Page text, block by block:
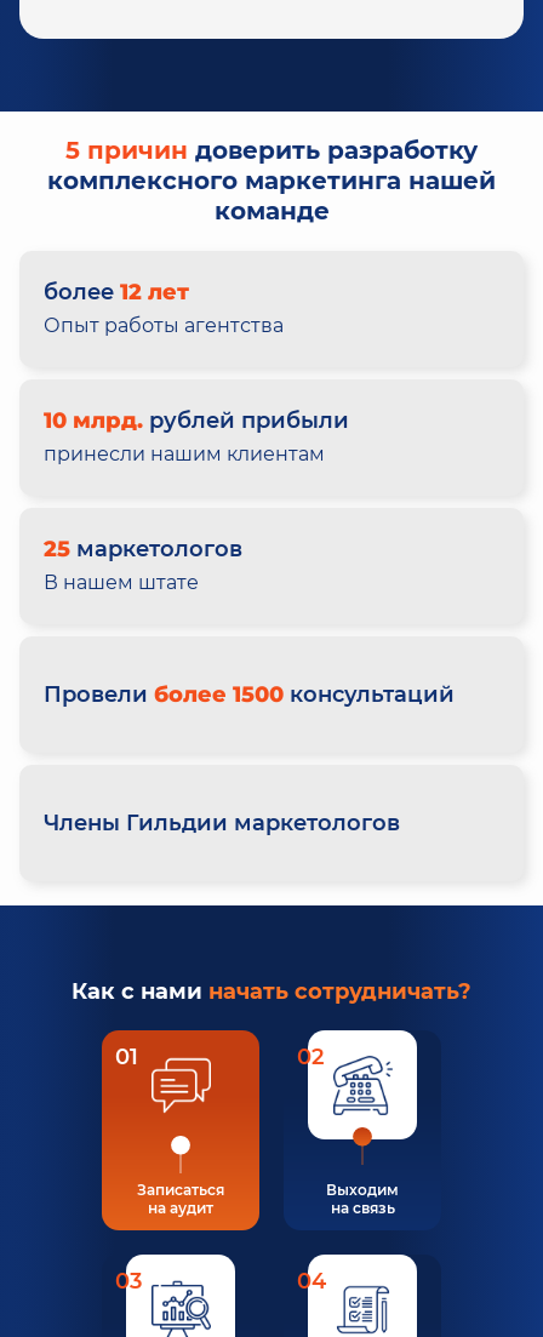
5 причин доверить разработку
комплексного маркетинга нашей
команде
более 12 лет
Опыт работы агентства
10 млрд. рублей прибыли
принесли нашим клиентам
25 маркетологов
В нашем штате
Провели более 1500 консультаций
Члены Гильдии маркетологов
Как с нами начать сотрудничать?
01
Записаться
на аудит
02
Выходим
на связь
03 04